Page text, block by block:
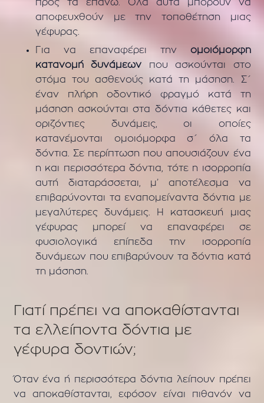
προς τα επάνω. Όλα αυτά μπορούν να
αποφευχθούν με την τοποθέτηση μιας
γέφυρας.
Για να επαναφέρει την ομοιόμορφη
κατανομή δυνάμεων που ασκούνται στο
στόμα του ασθενούς κατά τη μάσηση. Σ΄
έναν πλήρη οδοντικό φραγμό κατά τη
μάσηση ασκούνται στα δόντια κάθετες και
οριζόντιες δυνάμεις, οι οποίες
κατανέμονται ομοιόμορφα σ΄ όλα τα
δόντια. Σε περίπτωση που απουσιάζουν ένα
η και περισσότερα δόντια, τότε η ισορροπία
αυτή διαταράσσεται, μ’ αποτέλεσμα να
επιβαρύνονται τα εναπομείναντα δόντια με
μεγαλύτερες δυνάμεις. Η κατασκευή μιας
γέφυρας μπορεί να επαναφέρει σε
φυσιολογικά επίπεδα την ισορροπία
δυνάμεων που επιβαρύνουν τα δόντια κατά
τη μάσηση.
Γιατί πρέπει να αποκαθίστανται
τα ελλείποντα δόντια με
γέφυρα δοντιών;
Όταν ένα ή περισσότερα δόντια λείπουν πρέπει
να αποκαθίστανται, εφόσον είναι πιθανόν να